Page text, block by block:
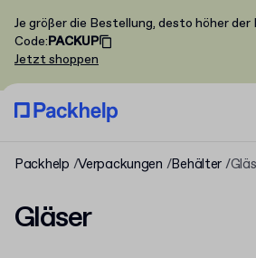
Je größer die Bestellung, desto höher
Code:PACKUP
Jetzt shoppen
Packhelp Verpackungen Behälter
Gläser